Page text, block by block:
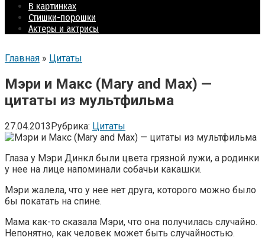
В картинках
Стишки-порошки
Актеры и актрисы
Главная » Цитаты
Мэри и Макс (Mary and Max) —
цитаты из мультфильма
27.04.2013Рубрика: Цитаты
Глаза у Мэри Динкл были цвета грязной лужи, а родинки
у нее на лице напоминали собачьи какашки.
Мэри жалела, что у нее нет друга, которого можно было
бы покатать на спине.
Мама как-то сказала Мэри, что она получилась случайно.
Непонятно, как человек может быть случайностью.